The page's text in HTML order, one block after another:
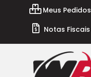
Meus Pedidos
Notas Fiscais